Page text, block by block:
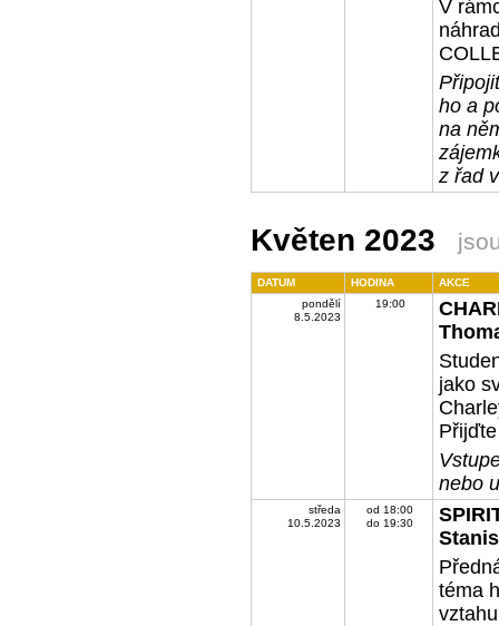
V
ho a
na
z řad
Květen 2023
DATUM HODINA
AKCE
pondělí
8.5.2023
19:00
jako
nebo
středa
10.5.2023
od 18:00
do 19:30
téma